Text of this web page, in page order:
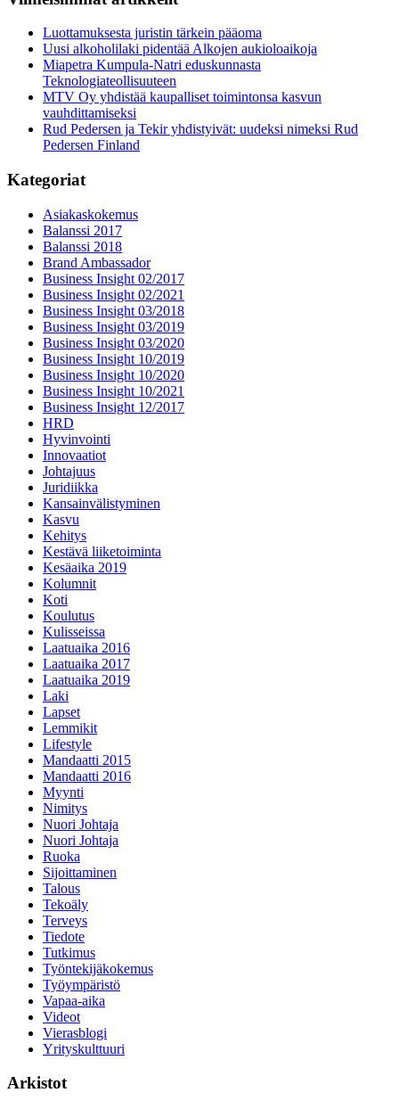
Luottamuksesta juristin tärkein pääoma
Uusi alkoholilaki pidentää Alkojen aukioloaikoja
Miapetra Kumpula-Natri eduskunnasta
Teknologiateollisuuteen
MTV Oy yhdistää kaupalliset toimintonsa kasvun
vauhdittamiseksi
Rud Pedersen ja Tekir yhdistyivät: uudeksi nimeksi Rud
Pedersen Finland
Kategoriat
Asiakaskokemus
Balanssi 2017
Balanssi 2018
Brand Ambassador
Business Insight 02/2017
Business Insight 02/2021
Business Insight 03/2018
Business Insight 03/2019
Business Insight 03/2020
Business Insight 10/2019
Business Insight 10/2020
Business Insight 10/2021
Business Insight 12/2017
HRD
Hyvinvointi
Innovaatiot
Johtajuus
Juridiikka
Kansainvälistyminen
Kasvu
Kehitys
Kestävä liiketoiminta
Kesäaika 2019
Kolumnit
Koti
Koulutus
Kulisseissa
Laatuaika 2016
Laatuaika 2017
Laatuaika 2019
Laki
Lapset
Lemmikit
Lifestyle
Mandaatti 2015
Mandaatti 2016
Myynti
Nimitys
Nuori Johtaja
Nuori Johtaja
Ruoka
Sijoittaminen
Talous
Tekoäly
Terveys
Tiedote
Tutkimus
Työntekijäkokemus
Työympäristö
Vapaa-aika
Videot
Vierasblogi
Yrityskulttuuri
Arkistot